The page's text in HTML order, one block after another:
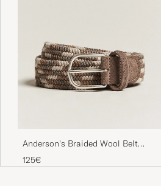
Anderson's Braided Wool Belt
Multi Natural
125€